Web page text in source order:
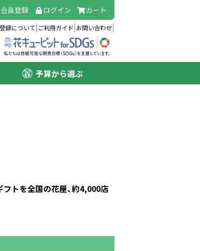
会員登録 ログイン カート
録について ご利用ガイド お問い合わせ
予算から選ぶ
トを全国の花屋、約4,000店